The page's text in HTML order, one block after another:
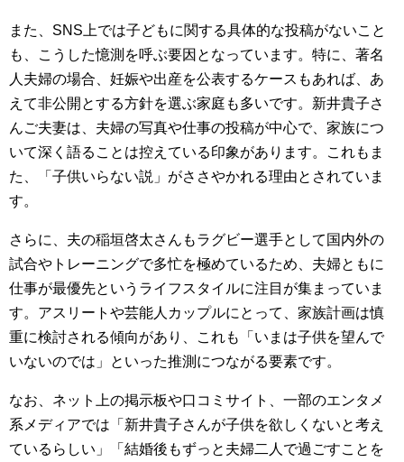
また、SNS上では子どもに関する具体的な投稿がないこと
も、こうした憶測を呼ぶ要因となっています。特に、著名
人夫婦の場合、妊娠や出産を公表するケースもあれば、あ
えて非公開とする方針を選ぶ家庭も多いです。新井貴子さ
んご夫妻は、夫婦の写真や仕事の投稿が中心で、家族につ
いて深く語ることは控えている印象があります。これもま
た、「子供いらない説」がささやかれる理由とされていま
す。
さらに、夫の稲垣啓太さんもラグビー選手として国内外の
試合やトレーニングで多忙を極めているため、夫婦ともに
仕事が最優先というライフスタイルに注目が集まっていま
す。アスリートや芸能人カップルにとって、家族計画は慎
重に検討される傾向があり、これも「いまは子供を望んで
いないのでは」といった推測につながる要素です。
なお、ネット上の掲示板や口コミサイト、一部のエンタメ
系メディアでは「新井貴子さんが子供を欲しくないと考え
ているらしい」「結婚後もずっと夫婦二人で過ごすことを